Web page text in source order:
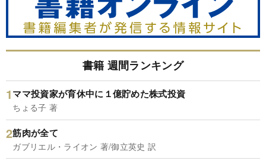
書籍 週間ランキング
ママ投資家が育休中に１億貯めた株式投資
ちょる子 著
筋肉が全て
ガブリエル・ライオン 著/御立英史 訳